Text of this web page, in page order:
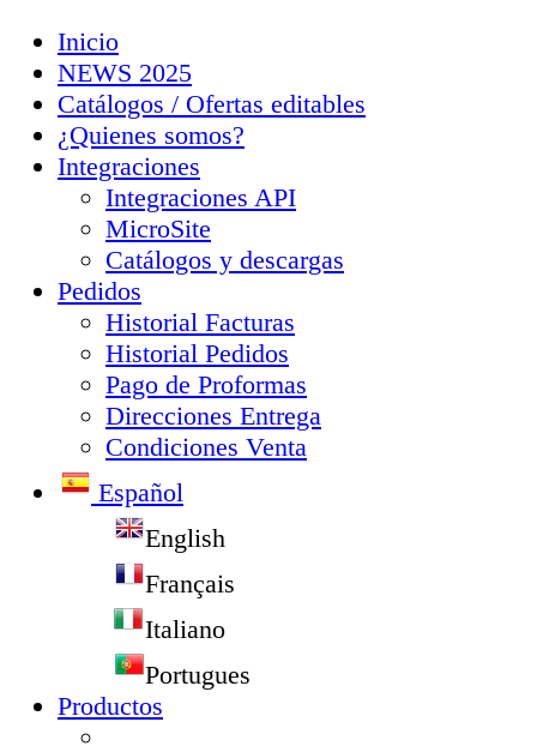
Inicio
NEWS 2025
Catálogos / Ofertas editables
¿Quienes somos?
Integraciones
Integraciones API
MicroSite
Catálogos y descargas
Pedidos
Historial Facturas
Historial Pedidos
Pago de Proformas
Direcciones Entrega
Condiciones Venta
Español
English
Français
Italiano
Portugues
Productos